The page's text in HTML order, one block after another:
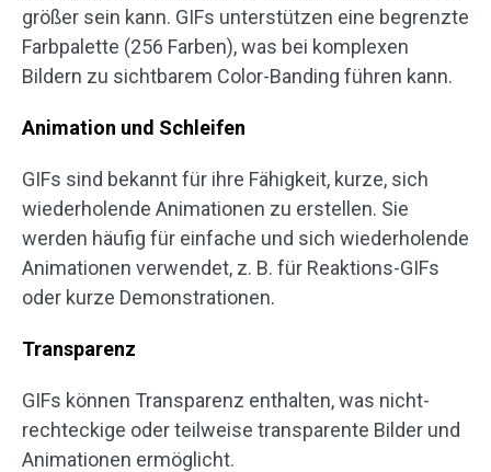
größer sein kann. GIFs unterstützen eine begrenzte
Farbpalette (256 Farben), was bei komplexen
Bildern zu sichtbarem Color-Banding führen kann.
Animation und Schleifen
GIFs sind bekannt für ihre Fähigkeit, kurze, sich
wiederholende Animationen zu erstellen. Sie
werden häufig für einfache und sich wiederholende
Animationen verwendet, z. B. für Reaktions-GIFs
oder kurze Demonstrationen.
Transparenz
GIFs können Transparenz enthalten, was nicht-
rechteckige oder teilweise transparente Bilder und
Animationen ermöglicht.